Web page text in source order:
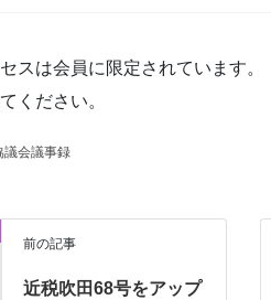
スは会員に限定されています。
ください。
議会議事録
前の記事
近税吹田68号をアップ